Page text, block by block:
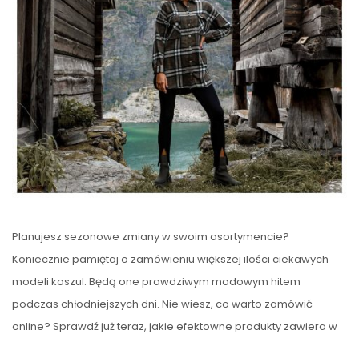
Planujesz sezonowe zmiany w swoim asortymencie?
Koniecznie pamiętaj o zamówieniu większej ilości ciekawych
modeli koszul. Będą one prawdziwym modowym hitem
podczas chłodniejszych dni. Nie wiesz, co warto zamówić
online? Sprawdź już teraz, jakie efektowne produkty zawiera w